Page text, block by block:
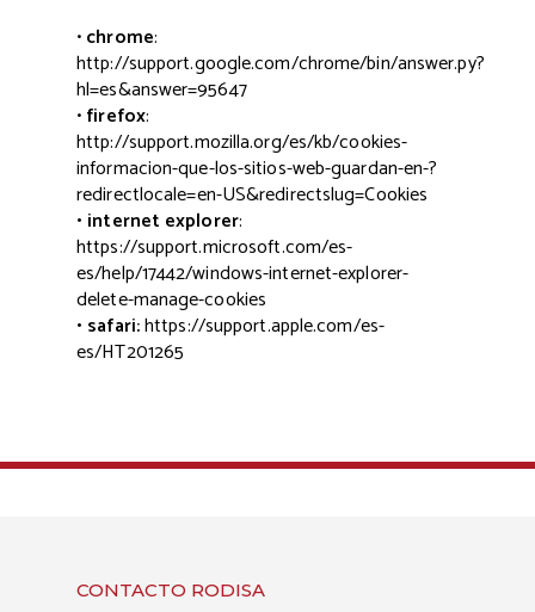
•chrome:
http://support.google.com/chrome/bin/answer.py?
hl=es&answer=95647
•firefox:
http://support.mozilla.org/es/kb/cookies-
informacion-que-los-sitios-web-guardan-en-?
redirectlocale=en-US&redirectslug=Cookies
• internet explorer:
https://support.microsoft.com/es-
es/help/17442/windows-internet-explorer-
delete-manage-cookies
• safari:https://support.apple.com/es-
es/HT201265
CONTACTO RODISA